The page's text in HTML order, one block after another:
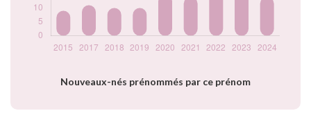
Nouveaux-nés prénommés par ce prénom